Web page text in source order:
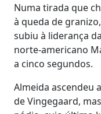
Numa tirada que
à queda de
subiu à liderança
norte-americano
a cinco segundos.
Almeida ascendeu
de Vingegaard,